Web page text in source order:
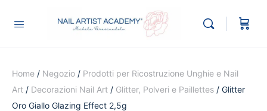
Home / Negozio / Prodotti per Ricostruzione Unghie e Nail
Art / Decorazioni Nail Art / Glitter, Polveri e Paillettes / Glitter
Oro Giallo Glazing Effect 2,5g